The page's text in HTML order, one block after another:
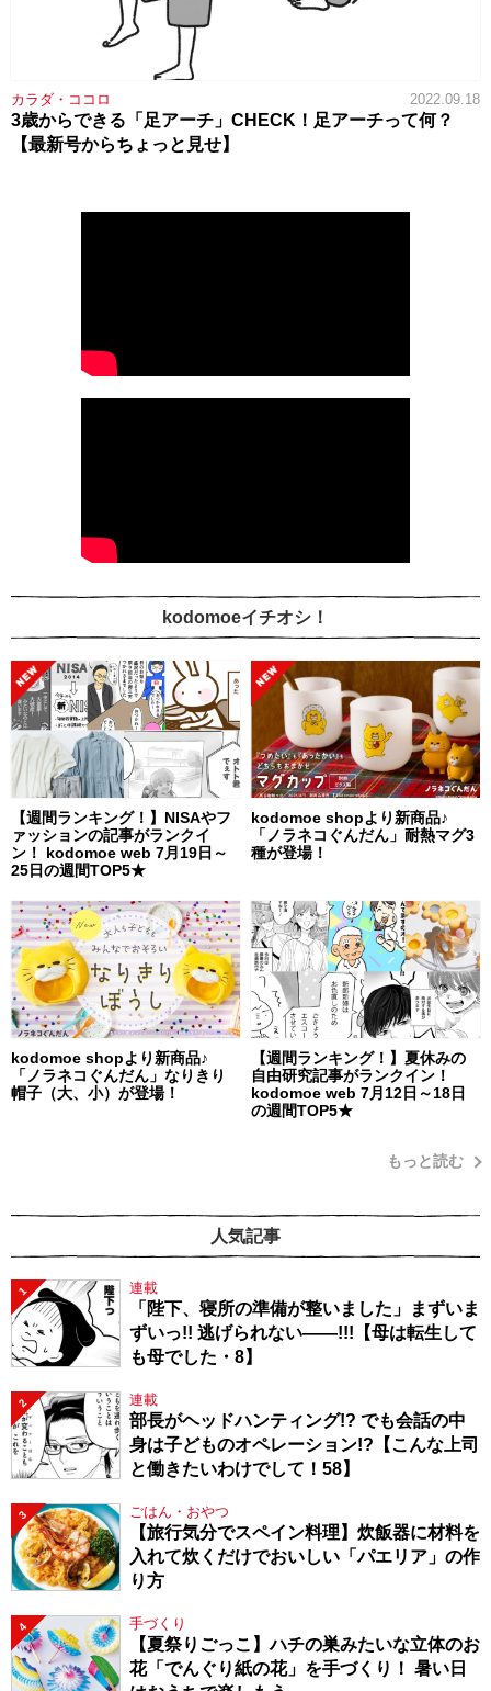
カラダ・ココロ 2022.09.18
3歳からできる「足アーチ」CHECK！足アーチって何？
【最新号からちょっと見せ】
kodomoeイチオシ！
【週間ランキング！】NISAやフ
ァッションの記事がランクイ
ン！ kodomoe web 7月19日～
25日の週間TOP5★
kodomoe shopより新商品♪
「ノラネコぐんだん」耐熱マグ3
種が登場！
kodomoe shopより新商品♪
「ノラネコぐんだん」なりきり
帽子（大、小）が登場！
【週間ランキング！】夏休みの
自由研究記事がランクイン！
kodomoe web 7月12日～18日
の週間TOP5★
もっと読む
人気記事
1 連載
「陛下、寝所の準備が整いました」まずいま
ずいっ!! 逃げられない――!!!【母は転生して
も母でした・8】
2 連載
部長がヘッドハンティング!? でも会話の中
身は子どものオペレーション!?【こんな上司
と働きたいわけでして！58】
3 ごはん・おやつ
【旅行気分でスペイン料理】炊飯器に材料を
入れて炊くだけでおいしい「パエリア」の作
り方
4 手づくり
【夏祭りごっこ】ハチの巣みたいな立体のお
花「でんぐり紙の花」を手づくり！ 暑い日